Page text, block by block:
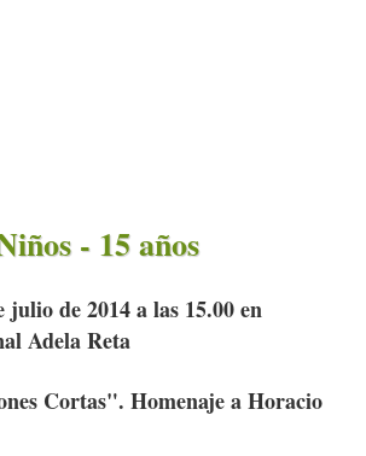
- 15 años
julio de 2014 a las 15.00 en
Adela Reta
Cortas". Homenaje a Horacio